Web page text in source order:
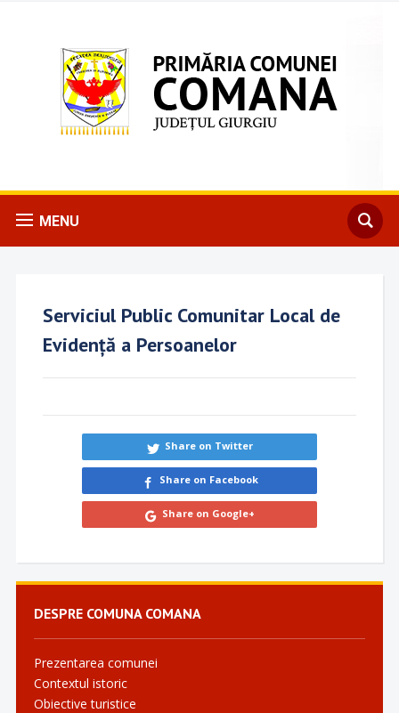
MENU
DESPRE COMUNA COMANA
Prezentarea comunei
Contextul istoric
Obiective turistice
Serviciul Public Comunitar Local de
Evidență a Persoanelor
Share on Twitter
Share on Facebook
Share on Google+